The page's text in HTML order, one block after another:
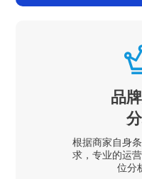
品
根据商家自身
求，专业的运
位分